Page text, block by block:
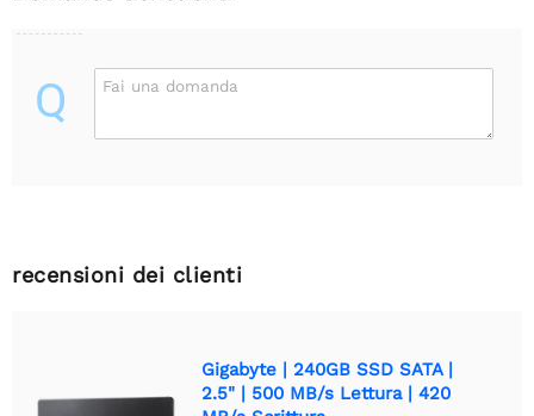
Q Fai una domanda
recensioni dei clienti
Gigabyte | 240GB SSD SATA |
2.5" | 500 MB/s Lettura | 420